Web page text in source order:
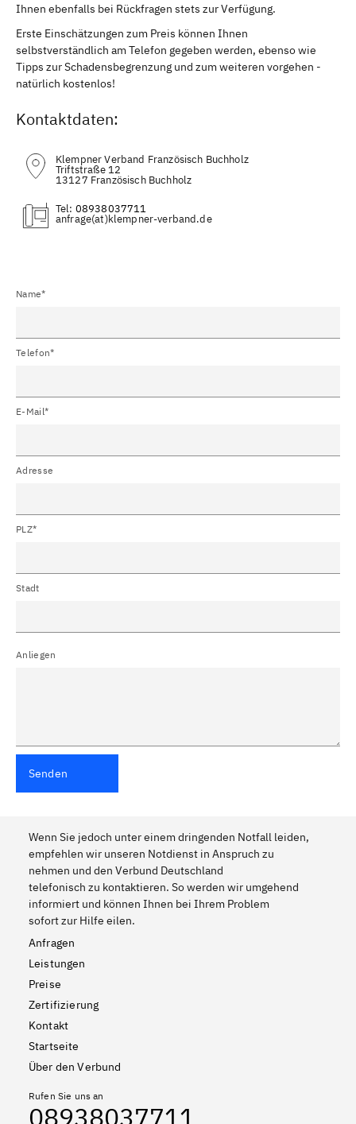
Ihnen ebenfalls bei Rückfragen stets zur Verfügung.
Erste Einschätzungen zum Preis können Ihnen
selbstverständlich am Telefon gegeben werden, ebenso wie
Tipps zur Schadensbegrenzung und zum weiteren vorgehen -
natürlich kostenlos!
Kontaktdaten:
Klempner Verband Französisch Buchholz
Triftstraße 12
13127 Französisch Buchholz
Tel: 08938037711
(at)
Name*
Telefon*
E-Mail*
Adresse
PLZ*
Stadt
Anliegen
Senden
Wenn Sie jedoch unter einem dringenden Notfall leiden,
empfehlen wir unseren Notdienst in Anspruch zu
nehmen und den Verbund Deutschland
telefonisch zu kontaktieren. So werden wir umgehend
informiert und können Ihnen bei Ihrem Problem
sofort zur Hilfe eilen.
Anfragen
Leistungen
Preise
Zertifizierung
Kontakt
Startseite
Über den Verbund
Rufen Sie uns an
08938037711